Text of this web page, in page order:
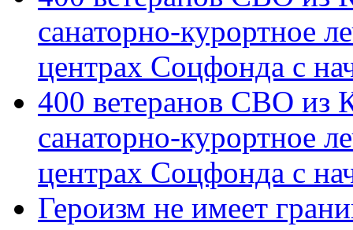
санаторно-курортное
центрах Соцфонда с
400 ветеранов СВО из
санаторно-курортное
центрах Соцфонда с
Героизм не имеет